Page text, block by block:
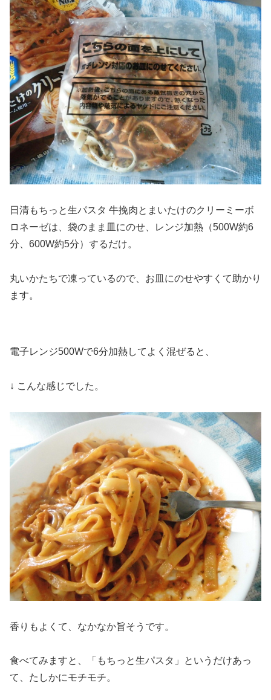
日清もちっと生パスタ 牛挽肉とまいたけのクリーミーボ
ロネーゼは、袋のまま皿にのせ、レンジ加熱（500W約6
分、600W約5分）するだけ。
丸いかたちで凍っているので、お皿にのせやすくて助かり
ます。
電子レンジ500Wで6分加熱してよく混ぜると、
↓ こんな感じでした。
香りもよくて、なかなか旨そうです。
食べてみますと、「もちっと生パスタ」というだけあっ
て、たしかにモチモチ。